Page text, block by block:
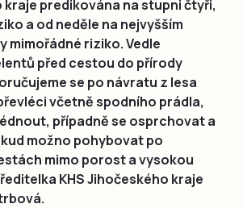
kraje predikována na stupni čtyři,
a od neděle na nejvyšším
mimořádné riziko. Vedle
před cestou do přírody
se po návratu z lesa
včetně spodního prádla,
případně se osprchovat a
možno pohybovat po
mimo porost a vysokou
KHS Jihočeského kraje